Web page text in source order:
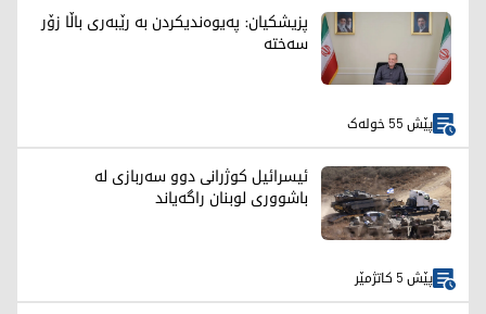
پزیشکیان: پەیوەندیکردن بە رێبەری باڵا زۆر
سەختە
پێش 55 خولەک
ئیسرائیل کوژرانی دوو سەربازی لە
باشووری لوبنان راگەیاند
پێش 5 کاتژمێر